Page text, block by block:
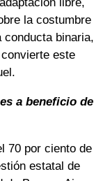
libre,
la costumbre
conducta binaria,
este
a beneficio de
70 por ciento de
estatal de